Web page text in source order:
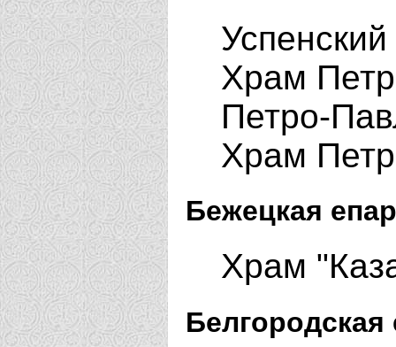
Храм
Петро-
Храм
Бежецкая
Храм
Белгородская